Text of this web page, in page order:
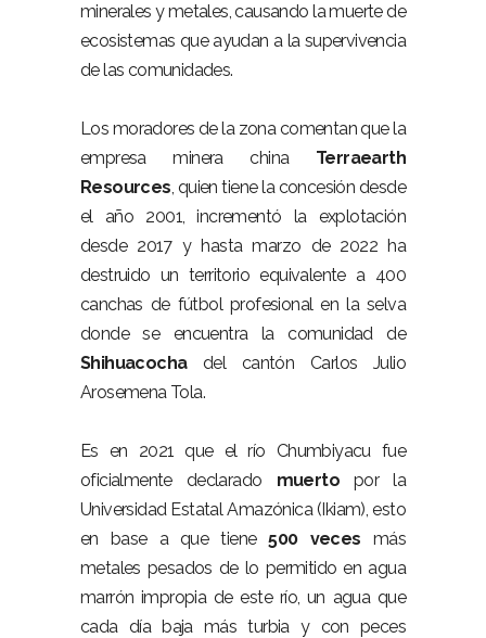
minerales y metales, causando la muerte de
ecosistemas que ayudan a la supervivencia
de las comunidades.
Los moradores de la zona comentan que la
empresa minera chinaTerraearth
Resources, quien tiene la concesión desde
el año 2001, incrementó la explotación
desde 2017 y hasta marzo de 2022 ha
destruido un territorio equivalente a 400
canchas de fútbol profesional en la selva
donde se encuentra la comunidad de
Shihuacochadel cantón Carlos Julio
Arosemena Tola.
Es en 2021 que el río Chumbiyacu fue
oficialmente declarado muertopor la
Universidad Estatal Amazónica (Ikiam), esto
en base a que tiene500 veces más
metales pesados de lo permitido en agua
marrón impropia de este río, un agua que
cada día baja más turbia y con peces